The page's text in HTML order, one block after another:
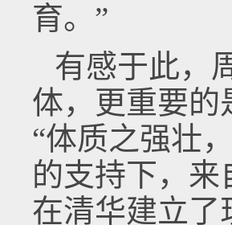
育。”
有感于此，
体，更重要的
“体质之强壮
的支持下，来
在清华建立了